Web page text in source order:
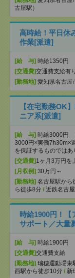
古屋駅）
高時給！平日休
作業[派遣]
[給 与] 時給1350円
[交通費]交通費支給有り
[勤務地] 愛知県名古
【在宅勤務OK
ニア系[派遣]
[給 与] 時給3000円
3000円×実働7h30m×
を保証するものではあ
[交通費] 1ヶ月3万円を
[月収例] 30万円～
[勤務地] 名古屋駅から
ら徒歩8分 / 近鉄名古
時給1900円！【
サポート／大量
[給 与] 時給1900円
[交通費]交通費支給
[勤務地] 瑞穂運動場東
西駅から徒歩10分 / 新